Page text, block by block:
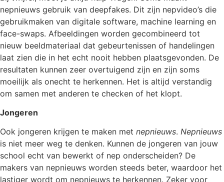
nepnieuws gebruik van deepfakes. Dit zijn nepvideo’s die
gebruikmaken van digitale software, machine learning en
face-swaps. Afbeeldingen worden gecombineerd tot
nieuw beeldmateriaal dat gebeurtenissen of handelingen
laat zien die in het echt nooit hebben plaatsgevonden. De
resultaten kunnen zeer overtuigend zijn en zijn soms
moeilijk als onecht te herkennen. Het is altijd verstandig
om samen met anderen te checken of het klopt.
Jongeren
Ook jongeren krijgen te maken met nepnieuws. Nepnieuws
is niet meer weg te denken. Kunnen de jongeren van jouw
school echt van bewerkt of nep onderscheiden? De
makers van nepnieuws worden steeds beter, waardoor het
lastiger wordt om nepnieuws te herkennen. Zeker voor